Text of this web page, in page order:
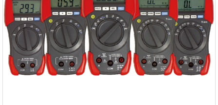
DOHTOYO
DRAGER (드레가)
e-Plus Innovation
ENGLO